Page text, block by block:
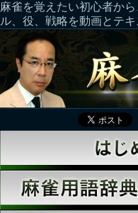
麻雀を覚えたい初心者か
ル、役、戦略を動画とテ